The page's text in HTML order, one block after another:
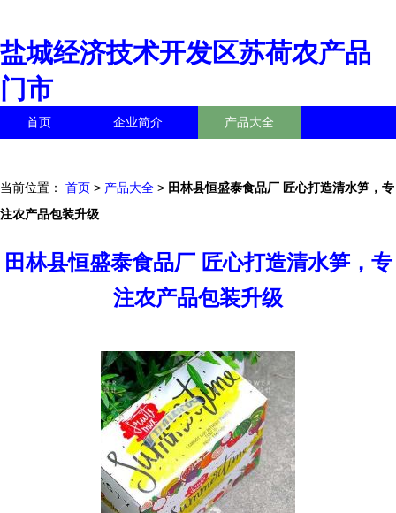
盐城经济技术开发区苏荷农产品
门市
首页 企业简介 产品大全
当前位置： 首页 > 产品大全 > 田林县恒盛泰食品厂 匠心打造清水笋，专
注农产品包装升级
田林县恒盛泰食品厂 匠心打造清水笋，专
注农产品包装升级